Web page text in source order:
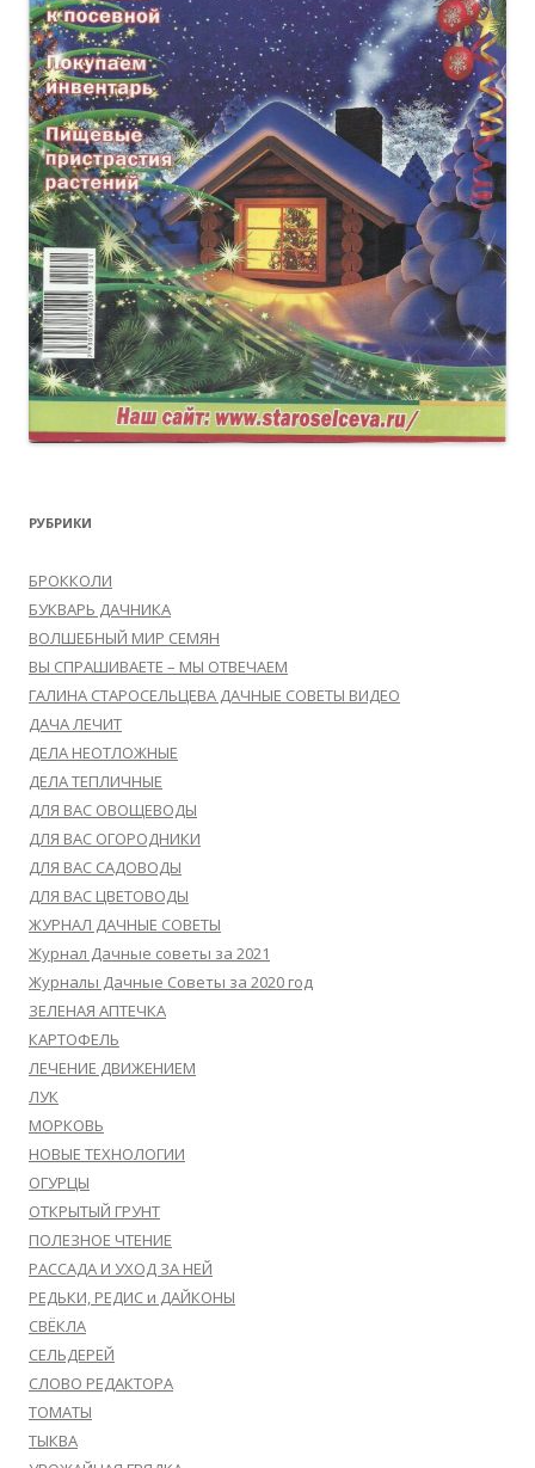
РУБРИКИ
БРОККОЛИ
БУКВАРЬ ДАЧНИКА
ВОЛШЕБНЫЙ МИР СЕМЯН
ВЫ СПРАШИВАЕТЕ – МЫ ОТВЕЧАЕМ
ГАЛИНА СТАРОСЕЛЬЦЕВА ДАЧНЫЕ СОВЕТЫ ВИДЕО
ДАЧА ЛЕЧИТ
ДЕЛА НЕОТЛОЖНЫЕ
ДЕЛА ТЕПЛИЧНЫЕ
ДЛЯ ВАС ОВОЩЕВОДЫ
ДЛЯ ВАС ОГОРОДНИКИ
ДЛЯ ВАС САДОВОДЫ
ДЛЯ ВАС ЦВЕТОВОДЫ
ЖУРНАЛ ДАЧНЫЕ СОВЕТЫ
Журнал Дачные советы за 2021
Журналы Дачные Советы за 2020 год
ЗЕЛЕНАЯ АПТЕЧКА
КАРТОФЕЛЬ
ЛЕЧЕНИЕ ДВИЖЕНИЕМ
ЛУК
МОРКОВЬ
НОВЫЕ ТЕХНОЛОГИИ
ОГУРЦЫ
ОТКРЫТЫЙ ГРУНТ
ПОЛЕЗНОЕ ЧТЕНИЕ
РАССАДА И УХОД ЗА НЕЙ
РЕДЬКИ, РЕДИС и ДАЙКОНЫ
СВЁКЛА
СЕЛЬДЕРЕЙ
СЛОВО РЕДАКТОРА
ТОМАТЫ
ТЫКВА